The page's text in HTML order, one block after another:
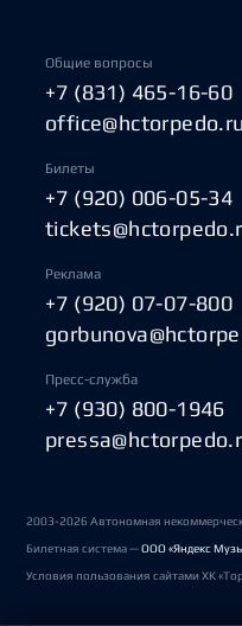
Общие вопросы
+7 (831) 465-16-60
office@hctorpedo.ru
Билеты
+7 (920) 006-05-34
Реклама
+7 (920) 07-07-800
Пресс-служба
+7 (930) 800-1946
2003-2026 Автономная
Билетная система —ООО «Яндекс
Условия пользования сайтами ХК